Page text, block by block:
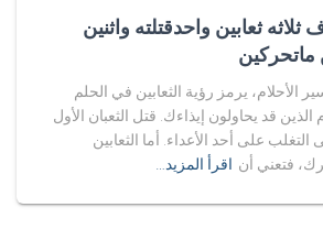
ثعابين واحدقتلته واثنين
الأحلام، يرمز رؤية الثعابين في الحلم
الذين قد يحاولون إيذاءك. قتل الثعبان الأول
على أحد الأعداء. أما الثعابين
فتعني أن اقرأ المزيد…